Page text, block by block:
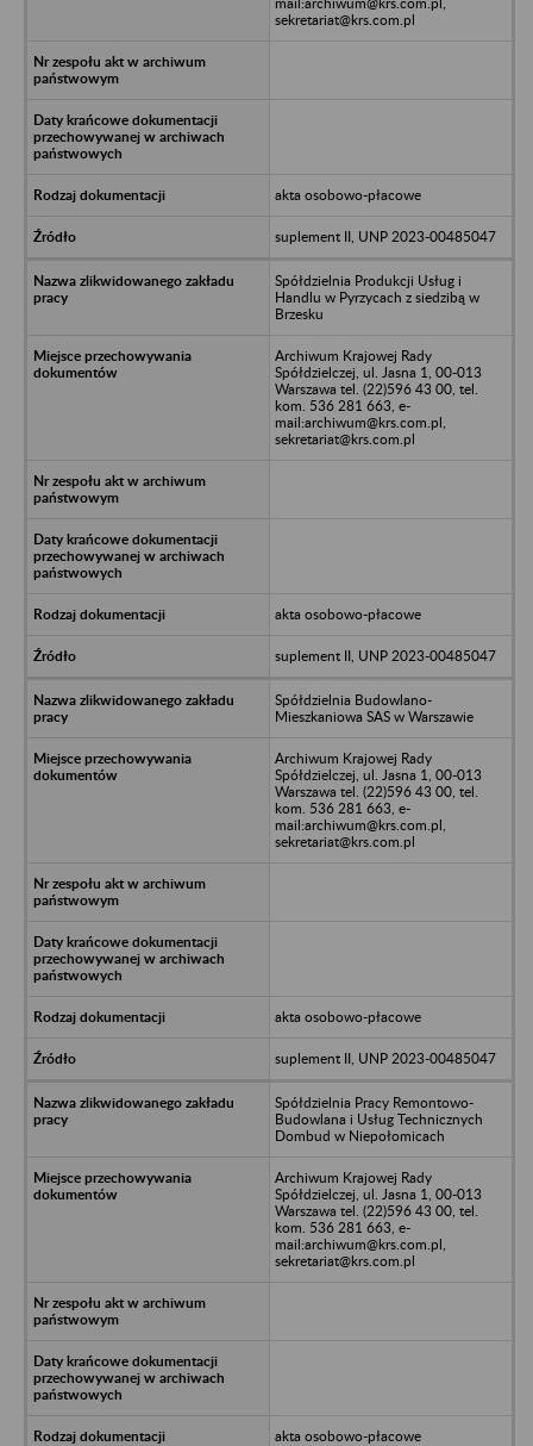
sekretariat@krs.com.pl
akta osobowo-płacowe
suplement II, UNP 2023-00485047
Spółdzielnia Produkcji Usług i
Handlu w Pyrzycach z siedzibą w
Brzesku
Archiwum Krajowej Rady
Spółdzielczej, ul. Jasna 1, 00-013
Warszawa tel. (22)596 43 00, tel.
kom. 536 281 663, e-
mail:archiwum@krs.com.pl,
sekretariat@krs.com.pl
akta osobowo-płacowe
suplement II, UNP 2023-00485047
Spółdzielnia Budowlano-
Mieszkaniowa SAS w Warszawie
Archiwum Krajowej Rady
Spółdzielczej, ul. Jasna 1, 00-013
Warszawa tel. (22)596 43 00, tel.
kom. 536 281 663, e-
mail:archiwum@krs.com.pl,
sekretariat@krs.com.pl
akta osobowo-płacowe
suplement II, UNP 2023-00485047
Spółdzielnia Pracy Remontowo-
Budowlana i Usług Technicznych
Dombud w Niepołomicach
Archiwum Krajowej Rady
Spółdzielczej, ul. Jasna 1, 00-013
Warszawa tel. (22)596 43 00, tel.
kom. 536 281 663, e-
mail:archiwum@krs.com.pl,
sekretariat@krs.com.pl
akta osobowo-płacowe